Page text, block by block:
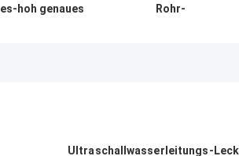
es-hoh genaues
Rohr-
Ultraschallwasserleitungs-